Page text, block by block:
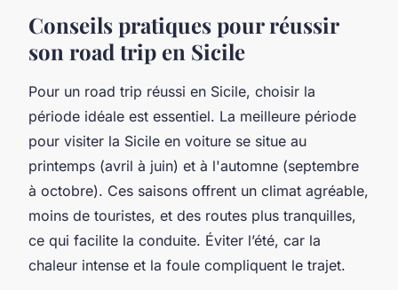
Conseils pratiques pour réussir
son road trip en Sicile
Pour un road trip réussi en Sicile, choisir la
période idéale est essentiel. La meilleure période
pour visiter la Sicile en voiture se situe au
printemps (avril à juin) et à l'automne (septembre
à octobre). Ces saisons offrent un climat agréable,
moins de touristes, et des routes plus tranquilles,
ce qui facilite la conduite. Éviter l’été, car la
chaleur intense et la foule compliquent le trajet.